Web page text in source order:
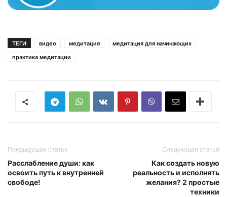
ТЕГИ видео медитация
медитация для начинающих
практика медитации
Предыдущая статья
Расслабление души: как
освоить путь к внутренней
свободе!
Следующая статья
Как создать новую
реальность и исполнять
желания? 2 простые
техники